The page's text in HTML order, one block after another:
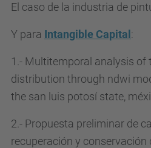
El caso de la industria de
Y para Intangible Capital :
1.- Multitemporal analysis of
distribution through ndwi
the san luis potosí state,
2.- Propuesta preliminar de
recuperación y conservación